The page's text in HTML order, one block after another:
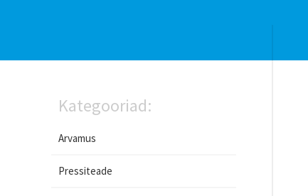
Kategooriad:
Arvamus
Pressiteade